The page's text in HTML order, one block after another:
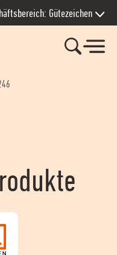
Gütezeichen